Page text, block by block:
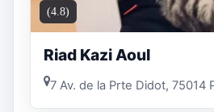
(4.8)
Riad Kazi Aoul
7 Av. de la Prte Didot, 75014